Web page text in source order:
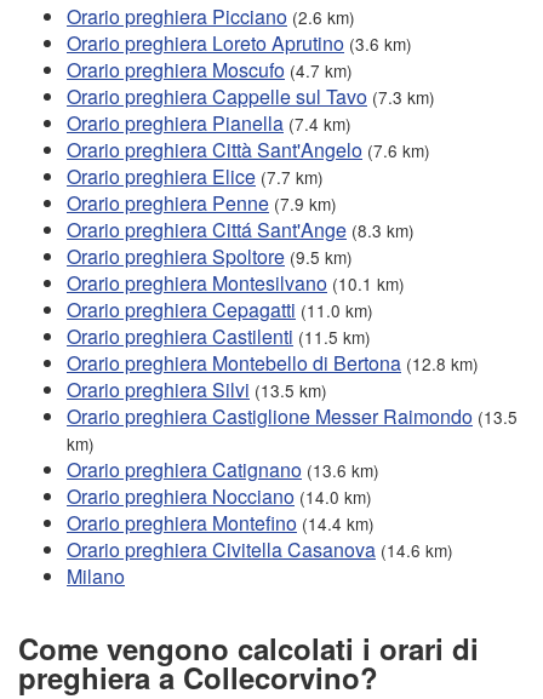
Orario preghiera Picciano (2.6 km)
Orario preghiera Loreto Aprutino (3.6 km)
Orario preghiera Moscufo (4.7 km)
Orario preghiera Cappelle sul Tavo (7.3 km)
Orario preghiera Pianella (7.4 km)
Orario preghiera Città Sant'Angelo (7.6 km)
Orario preghiera Elice (7.7 km)
Orario preghiera Penne (7.9 km)
Orario preghiera Cittá Sant'Ange (8.3 km)
Orario preghiera Spoltore (9.5 km)
Orario preghiera Montesilvano (10.1 km)
Orario preghiera Cepagatti (11.0 km)
Orario preghiera Castilenti (11.5 km)
Orario preghiera Montebello di Bertona (12.8 km)
Orario preghiera Silvi (13.5 km)
Orario preghiera Castiglione Messer Raimondo (13.5
km)
Orario preghiera Catignano (13.6 km)
Orario preghiera Nocciano (14.0 km)
Orario preghiera Montefino (14.4 km)
Orario preghiera Civitella Casanova (14.6 km)
Milano
Come vengono calcolati i orari di
preghiera a Collecorvino?